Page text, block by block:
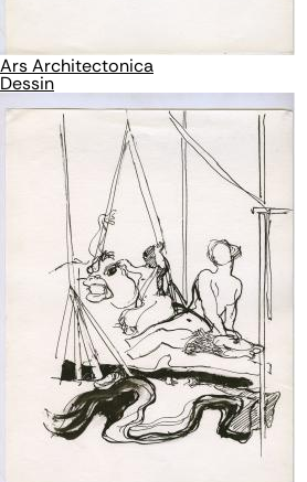
Ars Architectonica
Dessin